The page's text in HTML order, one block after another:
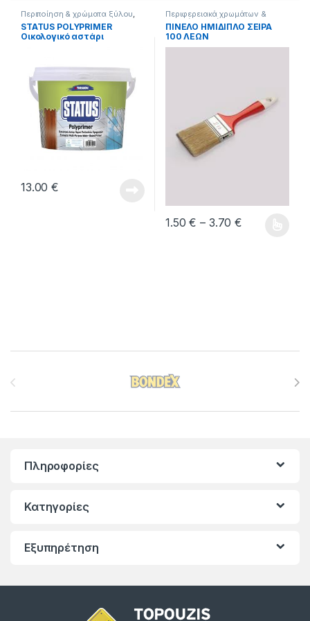
Περιποίηση & χρώματα ξύλου,
ΧΡΩΜΑΤΑ
STATUS POLYPRIMER
Οικολογικό αστάρι
13.00€
Περιφερειακά χρωμάτων &
δομικών υλικών,ΧΡΩΜΑΤΑ
ΠΙΝΕΛΟ ΗΜΙΔΙΠΛΟ ΣΕΙΡΑ
100 ΛΕΩΝ
1.50€ – 3.70€Price range:
Πληροφορίες
Κατηγορίες
Εξυπηρέτηση